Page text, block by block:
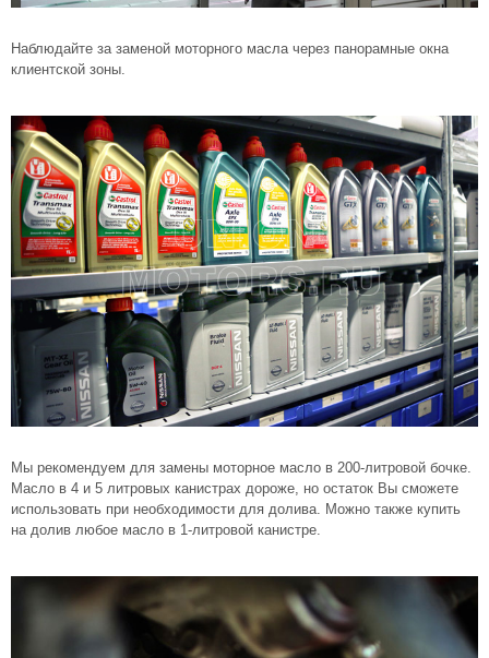
Наблюдайте за заменой моторного масла через панорамные окна
клиентской зоны.
Мы рекомендуем для замены моторное масло в 200-литровой бочке.
Масло в 4 и 5 литровых канистрах дороже, но остаток Вы сможете
использовать при необходимости для долива. Можно также купить
на долив любое масло в 1-литровой канистре.